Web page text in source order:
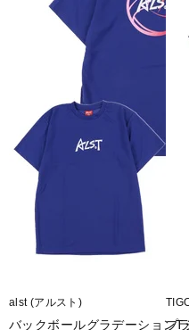
■メーカー型番：2053A214
alst (アルスト)
バックボールグラデーションT
プ